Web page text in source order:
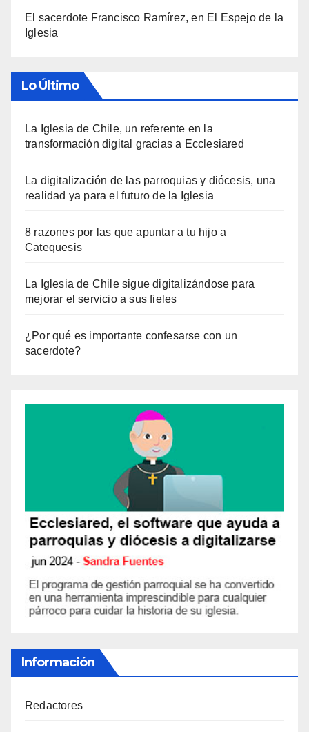
El sacerdote Francisco Ramírez, en El Espejo de la
Iglesia
Lo Último
La Iglesia de Chile, un referente en la
transformación digital gracias a Ecclesiared
La digitalización de las parroquias y diócesis, una
realidad ya para el futuro de la Iglesia
8 razones por las que apuntar a tu hijo a
Catequesis
La Iglesia de Chile sigue digitalizándose para
mejorar el servicio a sus fieles
¿Por qué es importante confesarse con un
sacerdote?
Información
Redactores